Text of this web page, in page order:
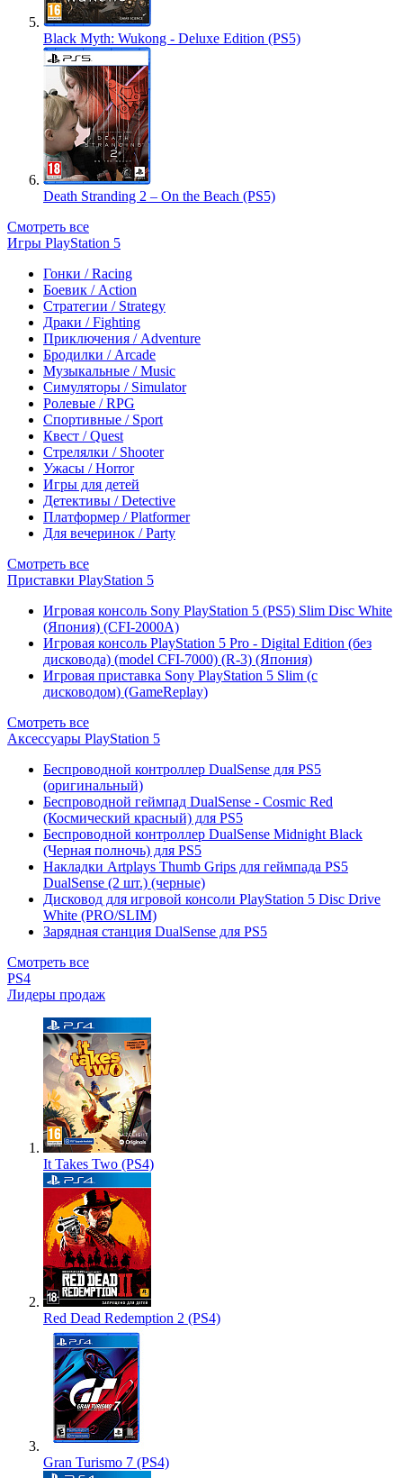
Black Myth: Wukong - Deluxe Edition (PS5)
Death Stranding 2 – On the Beach (PS5)
Смотреть все
Игры PlayStation 5
Гонки / Racing
Боевик / Action
Стратегии / Strategy
Драки / Fighting
Приключения / Adventure
Бродилки / Arcade
Музыкальные / Music
Симуляторы / Simulator
Ролевые / RPG
Спортивные / Sport
Квест / Quest
Стрелялки / Shooter
Ужасы / Horror
Игры для детей
Детективы / Detective
Платформер / Platformer
Для вечеринок / Party
Смотреть все
Приставки PlayStation 5
Игровая консоль Sony PlayStation 5 (PS5) Slim Disc White
(Япония) (CFI-2000A)
Игровая консоль PlayStation 5 Pro - Digital Edition (без
дисковода) (model CFI-7000) (R-3) (Япония)
Игровая приставка Sony PlayStation 5 Slim (с
дисководом) (GameReplay)
Смотреть все
Аксессуары PlayStation 5
Беспроводной контроллер DualSense для PS5
(оригинальный)
Беспроводной геймпад DualSense - Cosmic Red
(Космический красный) для PS5
Беспроводной контроллер DualSense Midnight Black
(Черная полночь) для PS5
Накладки Artplays Thumb Grips для геймпада PS5
DualSense (2 шт.) (черные)
Дисковод для игровой консоли PlayStation 5 Disc Drive
White (PRO/SLIM)
Зарядная станция DualSense для PS5
Смотреть все
PS4
Лидеры продаж
It Takes Two (PS4)
Red Dead Redemption 2 (PS4)
Gran Turismo 7 (PS4)